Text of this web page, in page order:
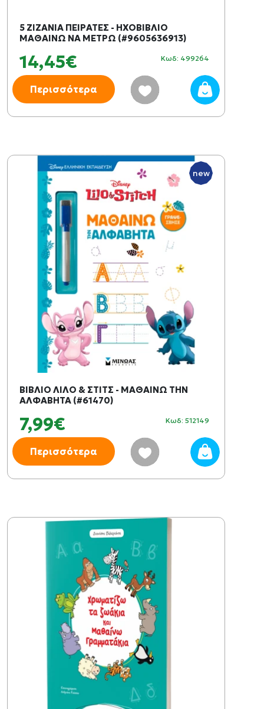
5 ΖΙΖΑΝΙΑ ΠΕΙΡΑΤΕΣ - ΗΧΟΒΙΒΛΙΟ
ΜΑΘΑΙΝΩ ΝΑ ΜΕΤΡΩ (#9605636913)
14,45€ Κωδ: 499264
Περισσότερα
new
ΒΙΒΛΙΟ ΛΙΛΟ & ΣΤΙΤΣ - ΜΑΘΑΙΝΩ ΤΗΝ
ΑΛΦΑΒΗΤΑ (#61470)
7,99€ Κωδ: 512149
Περισσότερα